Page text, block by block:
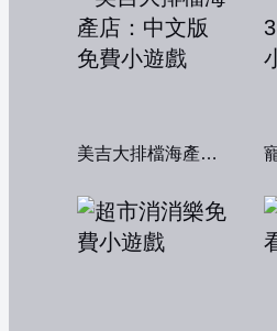
美吉大排檔海產店：中文版